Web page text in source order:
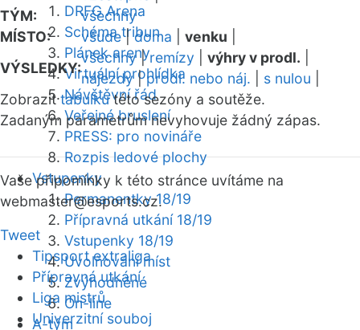
DRFG Arena
Schéma tribun
Plánek areny
Virtuální prohlídka
Návštěvní řád
Veřejné bruslení
PRESS: pro novináře
Rozpis ledové plochy
Vstupenky
Permanentky 18/19
Přípravná utkání 18/19
Vstupenky 18/19
Uvolňování míst
Zvýhodněné
On-line
A-tým
TÝM:
všechny
MÍSTO:
všude|doma venku
VÝSLEDKY:
všechny|remízy výhry v prodl.
nájezdy|prodl. nebo náj. s nulou
Zobrazittabulkutéto sezóny a soutěže.
Zadaným parametrům nevyhovuje žádný zápas.
Vaše připomínky k této stránce uvítáme na
webmaster@esports.cz.
Tweet
Tipsport extraliga
Přípravná utkání
Liga mistrů
Univerzitní souboj